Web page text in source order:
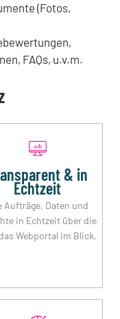
(Fotos,
FAQs, u.v.m.
& in
Echtzeit
Aufträge, Daten und
in Echtzeit über die
Webportal im Blick.